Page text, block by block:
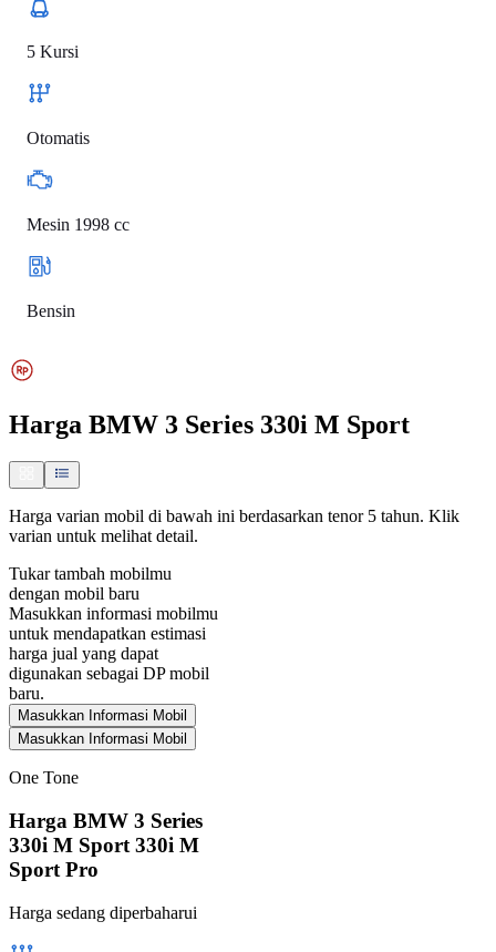
5 Kursi
Otomatis
Mesin 1998 cc
Bensin
Harga BMW 3 Series 330i M Sport
Harga varian mobil di bawah ini berdasarkan tenor 5 tahun. Klik
varian untuk melihat detail.
Tukar tambah mobilmu
dengan mobil baru
Masukkan informasi mobilmu
untuk mendapatkan estimasi
harga jual yang dapat
digunakan sebagai DP mobil
baru.
Masukkan Informasi Mobil
Masukkan Informasi Mobil
One Tone
Harga BMW 3 Series
330i M Sport 330i M
Sport Pro
Harga sedang diperbaharui